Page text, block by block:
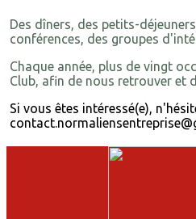
Des dîners, des petits-
conférences, des groupes
Chaque année, plus de vingt
Club, afin de nous retrouver et
Si vous êtes intéressé(e),